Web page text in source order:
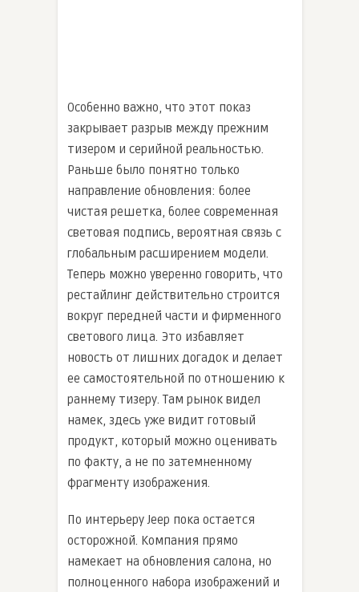
Особенно важно, что этот показ
закрывает разрыв между прежним
тизером и серийной реальностью.
Раньше было понятно только
направление обновления: более
чистая решетка, более современная
световая подпись, вероятная связь с
глобальным расширением модели.
Теперь можно уверенно говорить, что
рестайлинг действительно строится
вокруг передней части и фирменного
светового лица. Это избавляет
новость от лишних догадок и делает
ее самостоятельной по отношению к
раннему тизеру. Там рынок видел
намек, здесь уже видит готовый
продукт, который можно оценивать
по факту, а не по затемненному
фрагменту изображения.
По интерьеру Jeep пока остается
осторожной. Компания прямо
намекает на обновления салона, но
полноценного набора изображений и